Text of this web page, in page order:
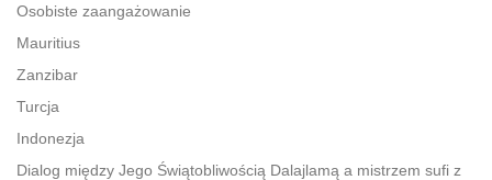
Osobiste zaangażowanie
Mauritius
Zanzibar
Turcja
Indonezja
Dialog między Jego Świątobliwością Dalajlamą a mistrzem sufi z